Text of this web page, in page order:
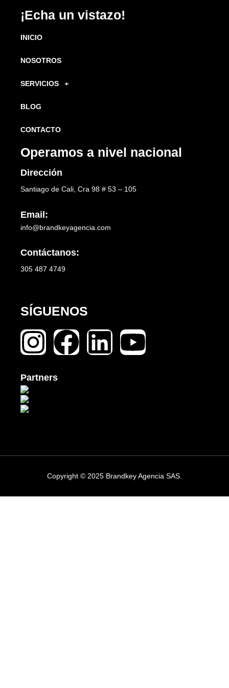
¡Echa un vistazo!
INICIO
NOSOTROS
SERVICIOS
BLOG
CONTACTO
Operamos a nivel nacional
Dirección
Santiago de Cali, Cra 98 # 53 – 105
Email:
info@brandkeyagencia.com
Contáctanos:
305 487 4749
SÍGUENOS
Partners
Copyright © 2025 Brandkey Agencia SAS.